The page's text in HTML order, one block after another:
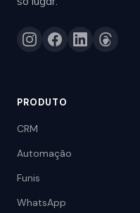
PRODUTO
CRM
Automação
Funis
WhatsApp